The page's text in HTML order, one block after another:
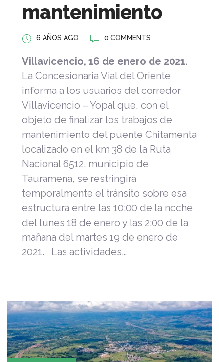
mantenimiento
6 AÑOS AGO 0 COMMENTS
Villavicencio, 16 de enero de 2021.
La Concesionaria Vial del Oriente
informa a los usuarios del corredor
Villavicencio – Yopal que, con el
objeto de finalizar los trabajos de
mantenimiento del puente Chitamenta
localizado en el km 38 de la Ruta
Nacional 6512, municipio de
Tauramena, se restringirá
temporalmente el tránsito sobre esa
estructura entre las 10:00 de la noche
del lunes 18 de enero y las 2:00 de la
mañana del martes 19 de enero de
2021. Las actividades…